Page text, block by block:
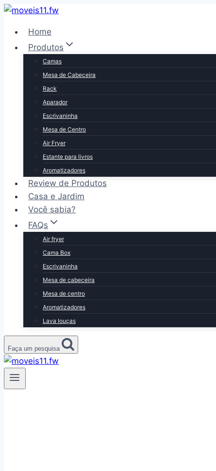
Pular
Conteúdo
Home
Produtos
Camas
Mesa de Cabeceira
Rack
Aparador
Escrivaninha
Mesa de Centro
Air Fryer
Estante para livros
Aromatizadores
Review de Produtos
Casa e Jardim
Você sabia?
FAQs
Air fryer
Cama Box
Escrivaninha
Mesa de cabeceira
Mesa de centro
Aromatizadores
Lava louças
Faça um pesquisa